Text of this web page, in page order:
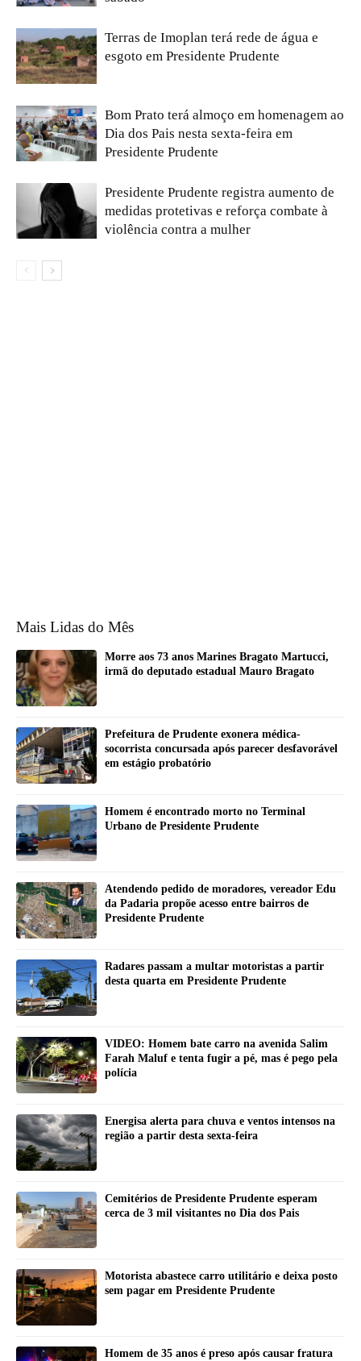
Terras de Imoplan terá rede de água e
esgoto em Presidente Prudente
Bom Prato terá almoço em homenagem ao
Dia dos Pais nesta sexta-feira em
Presidente Prudente
Presidente Prudente registra aumento de
medidas protetivas e reforça combate à
violência contra a mulher
Mais Lidas do Mês
Morre aos 73 anos Marines Bragato Martucci,
irmã do deputado estadual Mauro Bragato
Prefeitura de Prudente exonera médica-
socorrista concursada após parecer desfavorável
em estágio probatório
Homem é encontrado morto no Terminal
Urbano de Presidente Prudente
Atendendo pedido de moradores, vereador Edu
da Padaria propõe acesso entre bairros de
Presidente Prudente
Radares passam a multar motoristas a partir
desta quarta em Presidente Prudente
VIDEO: Homem bate carro na avenida Salim
Farah Maluf e tenta fugir a pé, mas é pego pela
polícia
Energisa alerta para chuva e ventos intensos na
região a partir desta sexta-feira
Cemitérios de Presidente Prudente esperam
cerca de 3 mil visitantes no Dia dos Pais
Motorista abastece carro utilitário e deixa posto
sem pagar em Presidente Prudente
Homem de 35 anos é preso após causar fratura